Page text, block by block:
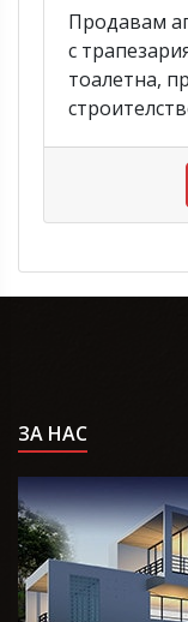
Продавам
с
тоалетна,
ЗА НАС